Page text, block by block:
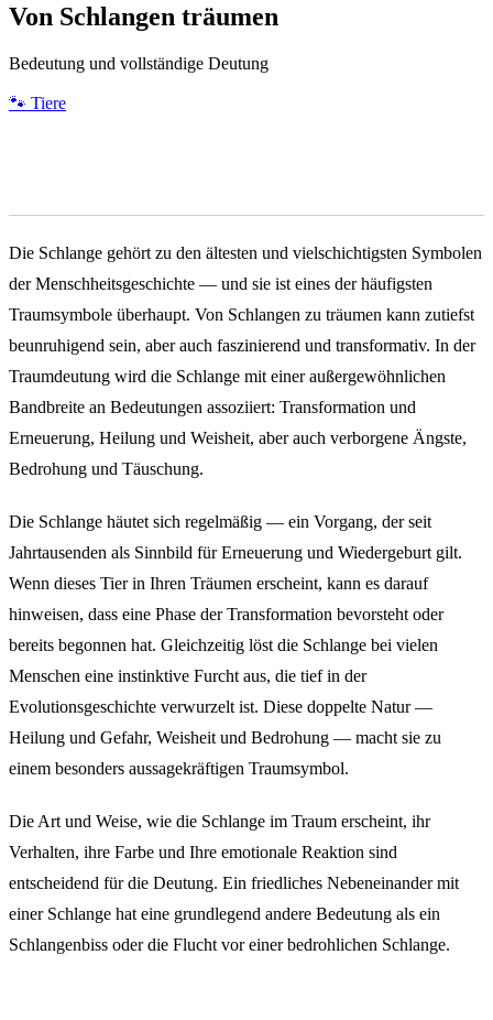
Von Schlangen träumen
Bedeutung und vollständige Deutung
🐾 Tiere
Die Schlange gehört zu den ältesten und vielschichtigsten Symbolen
der Menschheitsgeschichte — und sie ist eines der häufigsten
Traumsymbole überhaupt. Von Schlangen zu träumen kann zutiefst
beunruhigend sein, aber auch faszinierend und transformativ. In der
Traumdeutung wird die Schlange mit einer außergewöhnlichen
Bandbreite an Bedeutungen assoziiert: Transformation und
Erneuerung, Heilung und Weisheit, aber auch verborgene Ängste,
Bedrohung und Täuschung.
Die Schlange häutet sich regelmäßig — ein Vorgang, der seit
Jahrtausenden als Sinnbild für Erneuerung und Wiedergeburt gilt.
Wenn dieses Tier in Ihren Träumen erscheint, kann es darauf
hinweisen, dass eine Phase der Transformation bevorsteht oder
bereits begonnen hat. Gleichzeitig löst die Schlange bei vielen
Menschen eine instinktive Furcht aus, die tief in der
Evolutionsgeschichte verwurzelt ist. Diese doppelte Natur —
Heilung und Gefahr, Weisheit und Bedrohung — macht sie zu
einem besonders aussagekräftigen Traumsymbol.
Die Art und Weise, wie die Schlange im Traum erscheint, ihr
Verhalten, ihre Farbe und Ihre emotionale Reaktion sind
entscheidend für die Deutung. Ein friedliches Nebeneinander mit
einer Schlange hat eine grundlegend andere Bedeutung als ein
Schlangenbiss oder die Flucht vor einer bedrohlichen Schlange.